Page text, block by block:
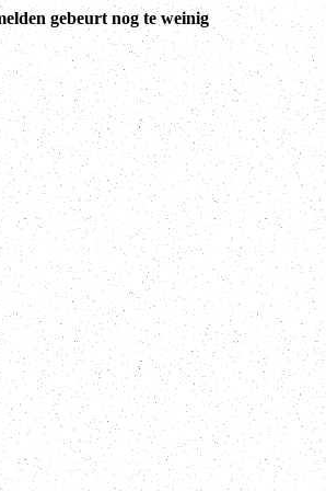
gebeurt nog te weinig